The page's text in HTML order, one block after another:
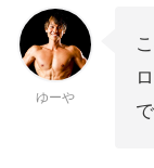
ゆーや